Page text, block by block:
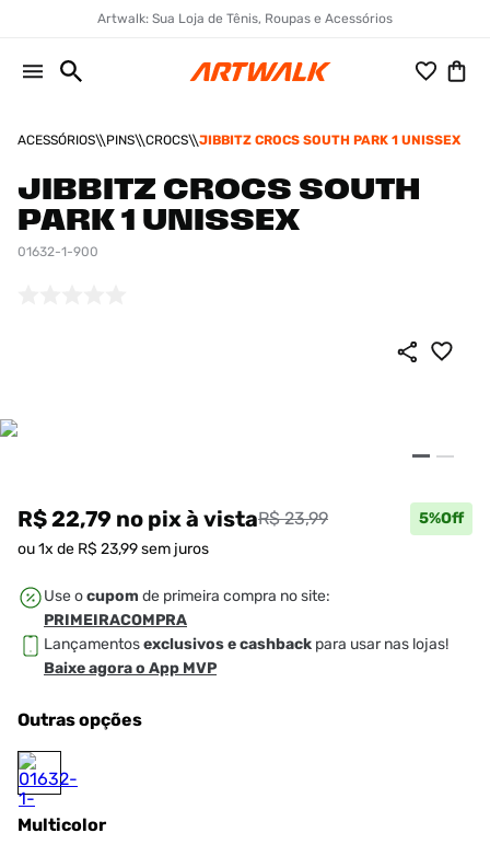
Artwalk: Sua Loja de Tênis, Roupas e Acessórios
ACESSÓRIOS PINS CROCS JIBBITZ CROCS SOUTH PARK 1 UNISSEX
JIBBITZ CROCS SOUTH
PARK 1 UNISSEX
01632-1-900
R$ 22,79 no pixà vistaR$ 23,99 5%Off
ou1x de R$ 23,99sem juros
Use ocupom de primeira compra no site:
PRIMEIRACOMPRA
Lançamentosexclusivos e cashback para usar nas lojas!
Baixe agora o App MVP
Outras opções
Multicolor